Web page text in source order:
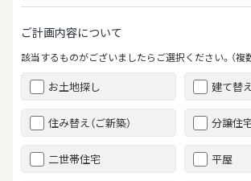
ご計画内容について
該当するものがございましたらご選択ください。（複
お土地探し 建て替
住み替え（ご新築） 分譲住
二世帯住宅 平屋